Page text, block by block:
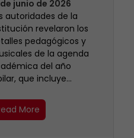
de junio de 2026
autoridades de la
revelaron los
pedagógicos y
de la agenda
del año
que incluye…
More